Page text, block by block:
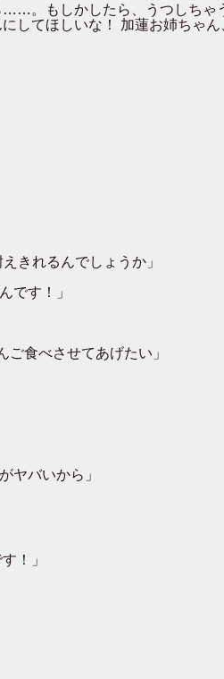
。もしかしたら、うつしちゃ
してほしいな！ 加蓮お姉ちゃん
きれるんでしょうか」
です！」
食べさせてあげたい」
バいから」
！」